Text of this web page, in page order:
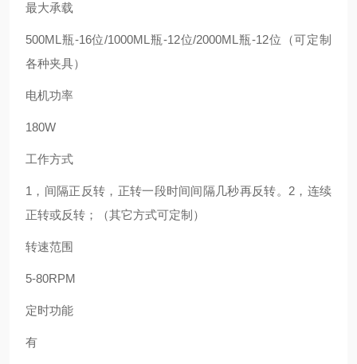
最大承载
500ML 瓶-16位/1000ML 瓶-12位/2000ML 瓶-12位（可定制
各种夹具）
电机功率
180W
工作方式
1 ，间隔正反转，正转一段时间间隔几秒再反转。 2 ，连续
正转或反转；（其它方式可定制）
转速范围
5-80RPM
定时功能
有